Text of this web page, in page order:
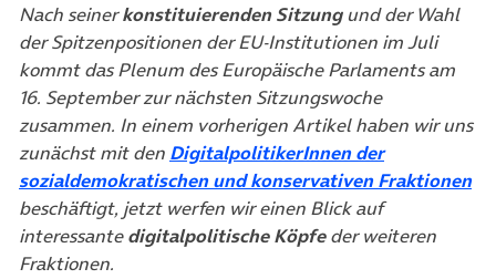
Nach seinerkonstituierenden Sitzungund der Wahl
der Spitzenpositionen der EU-Institutionen im Juli
kommt das Plenum des Europäische Parlaments am
16. September zur nächsten Sitzungswoche
zusammen. In einem vorherigen Artikel haben wir uns
zunächst mit den DigitalpolitikerInnen der
sozialdemokratischen und konservativen Fraktionen
beschäftigt, jetzt werfen wir einen Blick auf
interessantedigitalpolitische Köpfeder weiteren
Fraktionen.